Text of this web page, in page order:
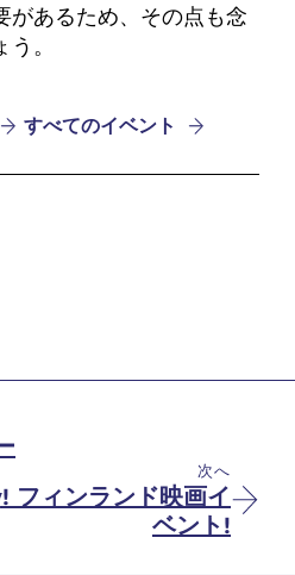
があるため、その点も念
。
すべてのイベント
次へ
ィンランド映画イ
ベント!